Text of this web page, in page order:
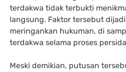
terdakwa tidak terbukti
langsung. Faktor tersebut
meringankan hukuman, di
terdakwa selama proses
Meski demikian, putusan